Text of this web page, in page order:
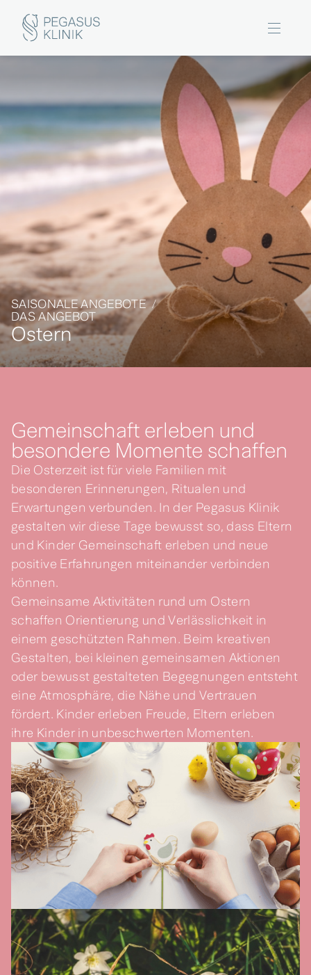
SAISONALE ANGEBOTE /
DAS ANGEBOT
Ostern
Gemeinschaft erleben und
besondere Momente schaffen
Die Osterzeit ist für viele Familien mit
besonderen Erinnerungen, Ritualen und
Erwartungen verbunden. In der Pegasus Klinik
gestalten wir diese Tage bewusst so, dass Eltern
und Kinder Gemeinschaft erleben und neue
positive Erfahrungen miteinander verbinden
können.
Gemeinsame Aktivitäten rund um Ostern
schaffen Orientierung und Verlässlichkeit in
einem geschützten Rahmen. Beim kreativen
Gestalten, bei kleinen gemeinsamen Aktionen
oder bewusst gestalteten Begegnungen entsteht
eine Atmosphäre, die Nähe und Vertrauen
fördert. Kinder erleben Freude, Eltern erleben
ihre Kinder in unbeschwerten Momenten.